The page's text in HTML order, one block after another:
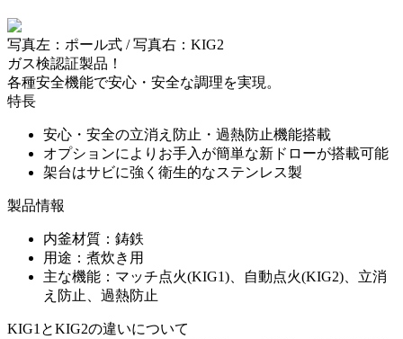
写真左：ポール式 / 写真右：KIG2
ガス検認証製品！
各種安全機能で安心・安全な調理を実現。
特長
安心・安全の立消え防止・過熱防止機能搭載
オプションによりお手入が簡単な新ドローが搭載可能
架台はサビに強く衛生的なステンレス製
製品情報
内釜材質：鋳鉄
用途：煮炊き用
主な機能：マッチ点火(KIG1)、自動点火(KIG2)、立消
え防止、過熱防止
KIG1とKIG2の違いについて